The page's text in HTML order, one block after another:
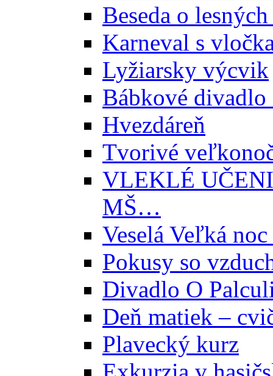
Beseda o
Karneval s
Lyžiarsky výcvik
Bábkové
Hvezdáreň
Tvorivé
VLEKLÉ
MŠ…
Veselá Veľká
Pokusy so
Divadlo O
Deň matiek –
Plavecký kurz